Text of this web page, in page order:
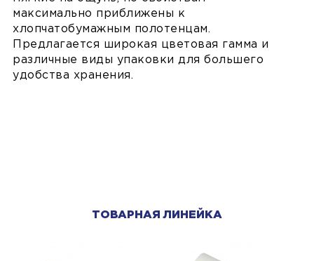
максимально приближены к
хлопчатобумажным полотенцам.
Предлагается широкая цветовая гамма и
различные виды упаковки для большего
удобства хранения.
ТОВАРНАЯ ЛИНЕЙКА